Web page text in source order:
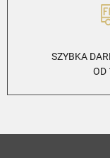
SZYBKA
OD